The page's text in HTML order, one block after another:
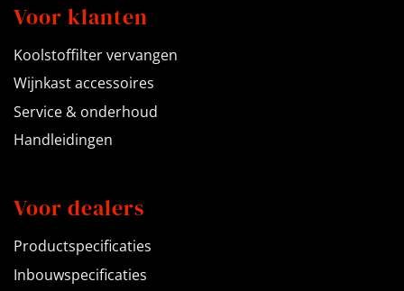
Voor klanten
Koolstoffilter vervangen
Wijnkast accessoires
Service & onderhoud
Handleidingen
Voor dealers
Productspecificaties
Inbouwspecificaties